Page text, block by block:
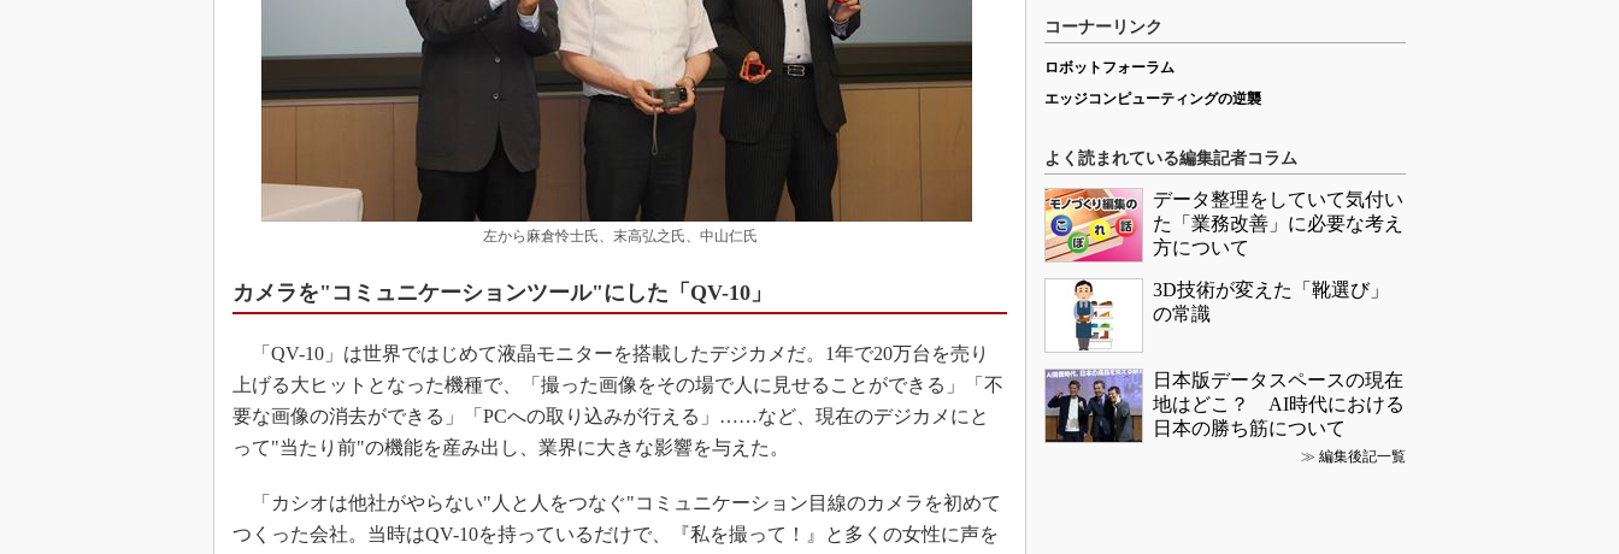
左から麻倉怜士氏、末高弘之氏、中山仁氏
カメラを"コミュニケーションツール"にした「QV-10」
「QV-10」は世界ではじめて液晶モニターを搭載したデジカメだ。1年で20万台を売り
上げる大ヒットとなった機種で、「撮った画像をその場で人に見せることができる」「不
要な画像の消去ができる」「PCへの取り込みが行える」……など、現在のデジカメにと
って"当たり前"の機能を産み出し、業界に大きな影響を与えた。
「カシオは他社がやらない"人と人をつなぐ"コミュニケーション目線のカメラを初めて
つくった会社。当時はQV-10を持っているだけで、『私を撮って！』と多くの女性に声を
コーナーリンク
ロボットフォーラム
エッジコンピューティングの逆襲
よく読まれている編集記者コラム
データ整理をしていて気付い
た「業務改善」に必要な考え
方について
3D技術が変えた「靴選び」
の常識
日本版データスペースの現在
地はどこ？ AI時代における
日本の勝ち筋について
≫ 編集後記一覧